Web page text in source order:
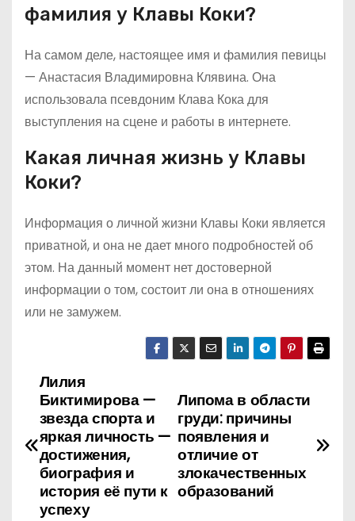
фамилия у Клавы Коки?
На самом деле, настоящее имя и фамилия певицы
— Анастасия Владимировна Клявина. Она
использовала псевдоним Клава Кока для
выступления на сцене и работы в интернете.
Какая личная жизнь у Клавы
Коки?
Информация о личной жизни Клавы Коки является
приватной, и она не дает много подробностей об
этом. На данный момент нет достоверной
информации о том, состоит ли она в отношениях
или не замужем.
Н
в
Липома в области
груди: причины
появления и
отличие от
злокачественных
образований
Лилия
Биктимирова —
звезда спорта и
яркая личность —
достижения,
биография и
история её пути к
успеху